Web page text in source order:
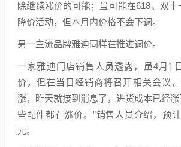
除继续涨价的可能；虽可能在618、双
降价活动，但本月内价格不会下调。
另一主流品牌雅迪同样在推进调价。
一家雅迪门店销售人员透露，虽4月1
价，但在当日经销商将召开相关会议
涨，昨天就接到消息了，进货成本已经
些配件都在涨价。”销售人员介绍，预
元。